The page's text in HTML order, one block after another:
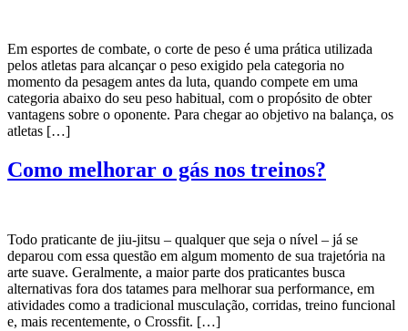
Em esportes de combate, o corte de peso é uma prática utilizada
pelos atletas para alcançar o peso exigido pela categoria no
momento da pesagem antes da luta, quando compete em uma
categoria abaixo do seu peso habitual, com o propósito de obter
vantagens sobre o oponente. Para chegar ao objetivo na balança, os
atletas […]
Como melhorar o gás nos treinos?
Todo praticante de jiu-jitsu – qualquer que seja o nível – já se
deparou com essa questão em algum momento de sua trajetória na
arte suave. Geralmente, a maior parte dos praticantes busca
alternativas fora dos tatames para melhorar sua performance, em
atividades como a tradicional musculação, corridas, treino funcional
e, mais recentemente, o Crossfit. […]